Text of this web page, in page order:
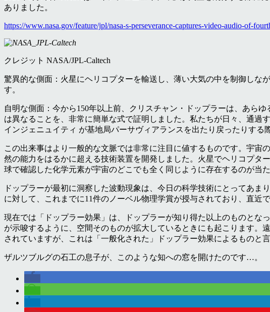
ありました。
https://www.nasa.gov/feature/jpl/nasa-s-perseverance-captures-video-audio-of-
クレジット NASA/JPL-Caltech
驚異的な側面：火星にヘリコプターを輸送し、薄い大気の中を制御し
す。
自明な側面：今から150年以上前、クリスチャン・ドップラーは、あら
は異なることを、非常に簡単な式で証明しました。私たちが日々、通
インジェニュイティ が基地局パーサヴィアランスを出たり戻ったりす
この出来事はより一般的な文脈では非常に注目に値するものです。宇
然の能力をはるかに超える技術装置を開発しました。火星でヘリコプ
球で確認した化学元素が宇宙のどこでも全く同じように存在するのが当
ドップラーが最初に洞察した波動現象は、今日の科学技術にとってあ
に対して、これまでに11件のノーベル物理学賞が授与されており、直近
現在では「ドップラー効果」は、ドップラーが知り得た以上のものと
が示唆するように、空間そのものが拡大しているときにも起こります。
されていますが、これは「一般化された」ドップラー効果によるものと言
ザルツブルグの石工の息子が、このような知への窓を開けたのです…。